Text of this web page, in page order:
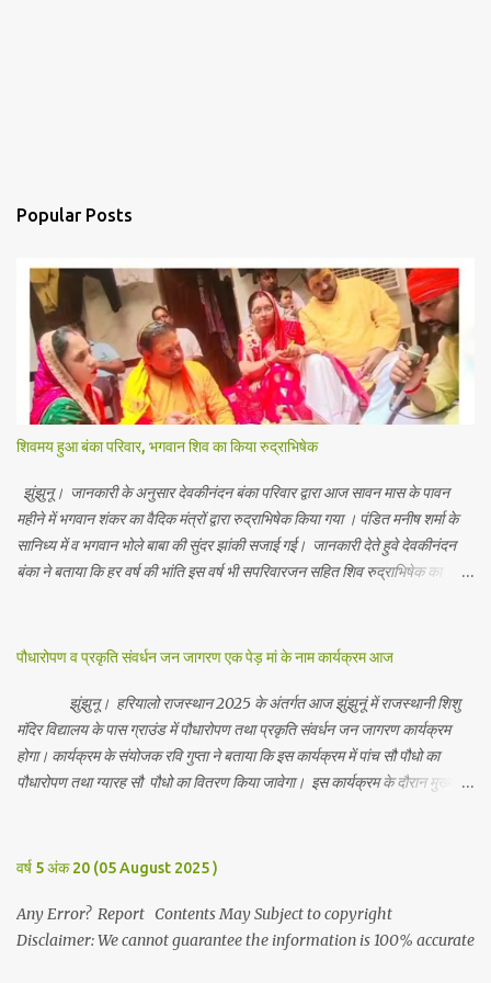
Popular Posts
शिवमय हुआ बंका परिवार, भगवान शिव का किया रुद्राभिषेक
झुंझुनू। जानकारी के अनुसार देवकीनंदन बंका परिवार द्वारा आज सावन मास के पावन
महीने में भगवान शंकर का वैदिक मंत्रों द्वारा रुद्राभिषेक किया गया । पंडित मनीष शर्मा के
सानिध्य में व भगवान भोले बाबा की सुंदर झांकी सजाई गई। जानकारी देते हुवे देवकीनंदन
बंका ने बताया कि हर वर्ष की भांति इस वर्ष भी सपरिवारजन सहित शिव रुद्राभिषेक का
भाविक, लाडो, मीना, रेनू, निर्मला, दीक्षा, मनीषा आदि सभी परिवार जन उपस्थित रहे।
guarantee the information is 100% accurate
पौधारोपण व प्रकृति संवर्धन जन जागरण एक पेड़ मां के नाम कार्यक्रम आज
झुंझुनू। हरियालो राजस्थान 2025 के अंतर्गत आज झुंझुनूं में राजस्थानी शिशु
मंदिर विद्यालय के पास ग्राउंड में पौधारोपण तथा प्रकृति संवर्धन जन जागरण कार्यक्रम
होगा। कार्यक्रम के संयोजक रवि गुप्ता ने बताया कि इस कार्यक्रम में पांच सौ पौधो का
पौधारोपण तथा ग्यारह सौ पौधो का वितरण किया जावेगा। इस कार्यक्रम के दौरान मुख्य
उपस्थित रहेंगे। Contents May Subject to copyright Disclaimer: We
वर्ष 5 अंक 20 (05 August 2025 )
Any Error? Report Contents May Subject to copyright
Disclaimer: We cannot guarantee the information is 100% accurate